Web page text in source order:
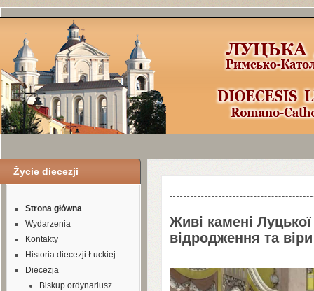
Życie diecezji
Strona główna
Wydarzenia
Kontakty
Historia diecezji Łuckiej
Diecezja
Biskup ordynariusz
Живі камені
відродження та віри